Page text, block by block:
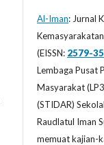
Al-Iman: Jurnal
Kemasyarakatan
(EISSN: 2579-
Lembaga Pusat
Masyarakat
(STIDAR)
Raudlatul Iman
memuat kajian-